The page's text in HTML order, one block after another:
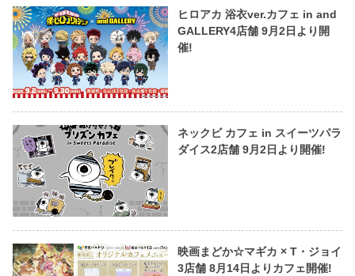
ヒロアカ 浴衣ver.カフェ in and
GALLERY4店舗 9月2日より開
催!
ネックビ カフェ in スイーツパラ
ダイス2店舗 9月2日より開催!
映画まどか☆マギカ × T・ジョイ
3店舗 8月14日よりカフェ開催!